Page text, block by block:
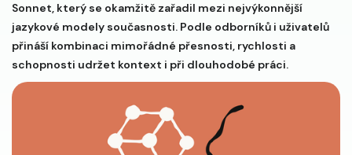
Sonnet, který se okamžitě zařadil mezi nejvýkonnější
jazykové modely současnosti. Podle odborníků i uživatelů
přináší kombinaci mimořádné přesnosti, rychlosti a
schopnosti udržet kontext i při dlouhodobé práci.